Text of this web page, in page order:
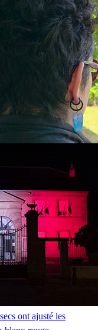
2026-2028
: COMMENT
? Afin
ont ajusté les